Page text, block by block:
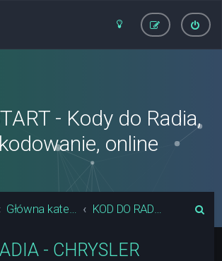
- Kody do Radia,
online
Główna kategoria forum KOD DO RADIA - CHRYSLER
- CHRYSLER